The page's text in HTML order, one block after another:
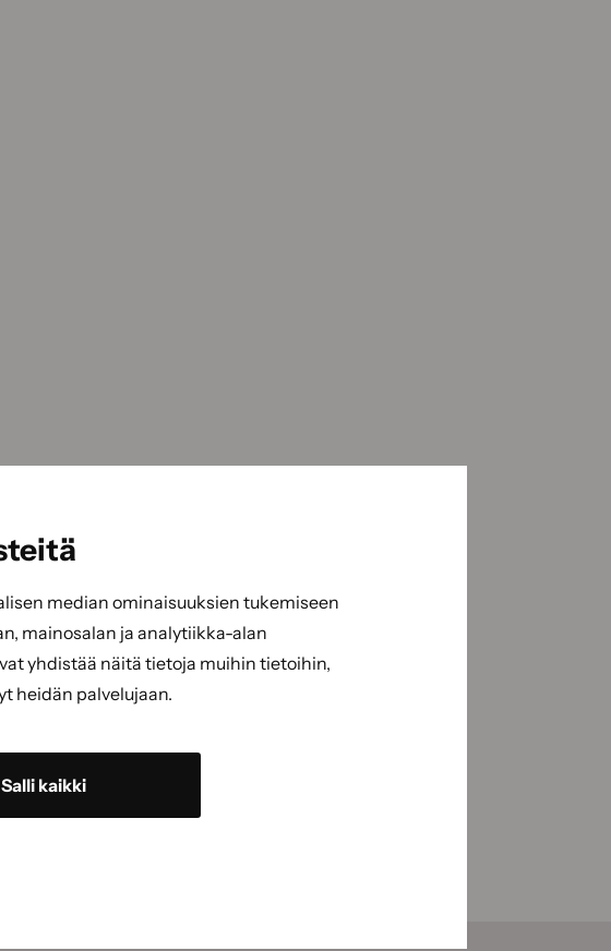
median ominaisuuksien tukemiseen
mainosalan ja analytiikka-alan
yhdistää näitä tietoja muihin tietoihin,
heidän palvelujaan.
Salli kaikki